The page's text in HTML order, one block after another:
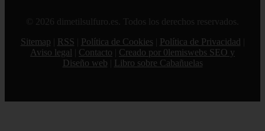
© 2026 dimetilsulfuro.es. Todos los derechos reservados.
Sitemap
RSS Política de Cookies Política de Privacidad
Aviso legal
Contacto
Creado por 0lemiswebs SEO y
Diseño web
Libro sobre Cabañuelas